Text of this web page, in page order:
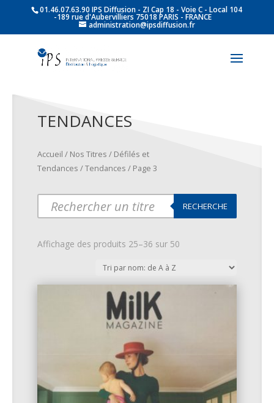
01.46.07.63.90 IPS Diffusion - ZI Cap 18 - Voie C - Local 104
-189 rue d'Aubervilliers 75018 PARIS - FRANCE
administration@ipsdiffusion.fr
TENDANCES
Accueil / Nos Titres / Défilés et
Tendances /Tendances / Page 3
Products
search
RECHERCHE
Affichage des produits 25–36 sur 50